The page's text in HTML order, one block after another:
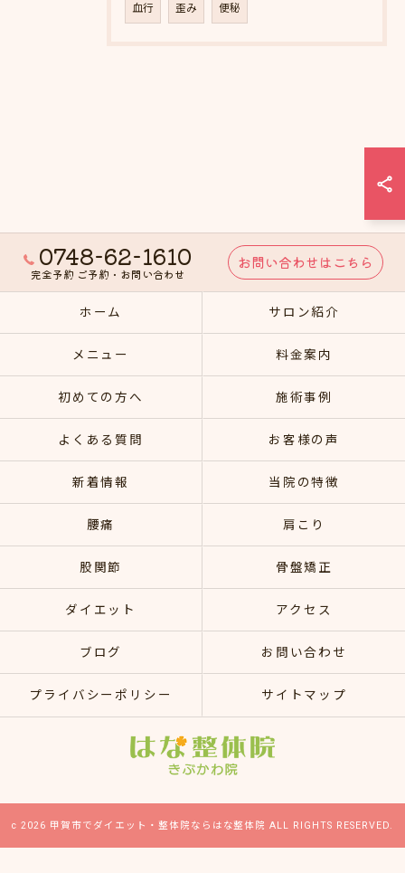
血行 歪み 便秘
0748-62-1610
完全予約 ご予約・お問い合わせ
お問い合わせはこちら
ホーム サロン紹介
メニュー 料金案内
初めての方へ 施術事例
よくある質問 お客様の声
新着情報 当院の特徴
腰痛 肩こり
股関節 骨盤矯正
ダイエット アクセス
ブログ お問い合わせ
プライバシーポリシー サイトマップ
c 2026 甲賀市でダイエット・整体院ならはな整体院 ALL RIGHTS RESERVED.